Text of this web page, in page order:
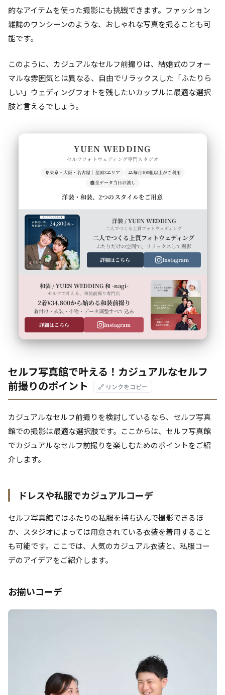
的なアイテムを使った撮影にも挑戦できます。ファッション
雑誌のワンシーンのような、おしゃれな写真を撮ることも可
能です。
このように、カジュアルなセルフ前撮りは、結婚式のフォー
マルな雰囲気とは異なる、自由でリラックスした「ふたりら
しい」ウェディングフォトを残したいカップルに最適な選択
肢と言えるでしょう。
YUEN WEDDING
セルフフォトウェディング専門スタジオ
東京・大阪・名古屋｜全国3エリア
毎月100組以上がご利用
全データ当日お渡し
洋装・和装、2つのスタイルをご用意
洋装 / YUEN WEDDING
二人でつくる上質フォトウェディング
二人でつくる上質フォトウェディング
ふたりだけの空間で、リラックスして撮影
詳細はこちら
Instagram
和装 / YUEN WEDDING 和 -nagi-
セルフで叶える、和装前撮り専門店
2着¥34,800から始める和装前撮り
着付け・衣装・小物・データ調整すべて込み
詳細はこちら
Instagram
セルフ写真館で叶える！カジュアルなセルフ
前撮りのポイント
🔗 リンクをコピー
カジュアルなセルフ前撮りを検討しているなら、セルフ写真
館での撮影は最適な選択肢です。ここからは、セルフ写真館
でカジュアルなセルフ前撮りを楽しむためのポイントをご紹
介します。
ドレスや私服でカジュアルコーデ
セルフ写真館ではふたりの私服を持ち込んで撮影できるほ
か、スタジオによっては用意されている衣装を着用すること
も可能です。ここでは、人気のカジュアル衣装と、私服コー
デのアイデアをご紹介します。
お揃いコーデ